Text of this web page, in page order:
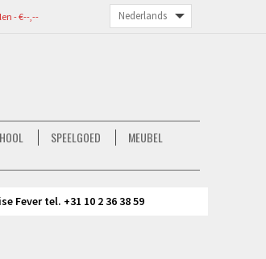
- €--,--
SPEELGOED
MEUBEL
Fever tel. +31 10 2 36 38 59